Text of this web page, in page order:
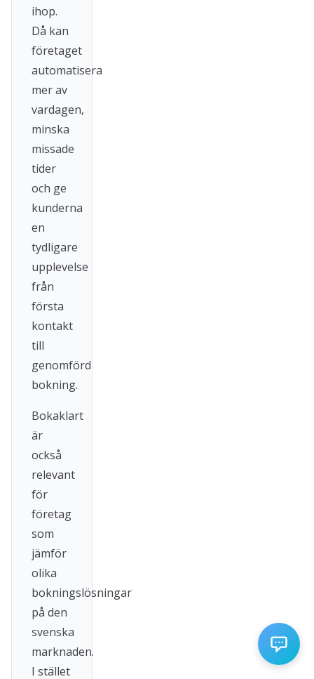
ihop.
Då kan
företaget
automatisera
mer av
vardagen,
minska
missade
tider
och ge
kunderna
en
tydligare
upplevelse
från
första
kontakt
till
genomförd
bokning.
Bokaklart
är
också
relevant
för
företag
som
jämför
olika
bokningslösningar
på den
svenska
marknaden.
I stället